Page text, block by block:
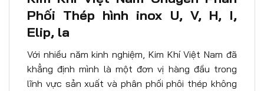
Phối Thép hình inox U, V, H, I,
Elip, la
Với nhiều năm kinh nghiệm, Kim Khí Việt Nam đã
khẳng định mình là một đơn vị hàng đầu trong
lĩnh vực sản xuất và phân phối phôi thép không